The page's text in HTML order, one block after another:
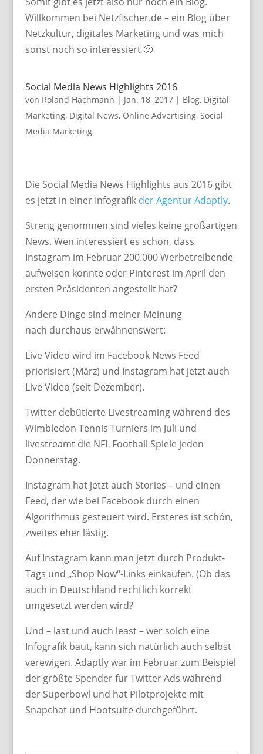
Willkommen bei Netzfischer.de – ein Blog über
Netzkultur, digitales Marketing und was mich
sonst noch so interessiert 🙂
Social Media News Highlights 2016
von Roland Hachmann | Jan. 18, 2017| Blog, Digital
Marketing, Digital News, Online Advertising, Social
Media Marketing
Die Social Media News Highlights aus 2016 gibt
es jetzt in einer Infografik der Agentur Adaptly.
Streng genommen sind vieles keine großartigen
News. Wen interessiert es schon, dass
Instagram im Februar 200.000 Werbetreibende
aufweisen konnte oder Pinterest im April den
ersten Präsidenten angestellt hat?
Andere Dinge sind meiner Meinung
nach durchaus erwähnenswert:
Live Video wird im Facebook News Feed
priorisiert (März) und Instagram hat jetzt auch
Live Video (seit Dezember).
Twitter debütierte Livestreaming während des
Wimbledon Tennis Turniers im Juli und
livestreamt die NFL Football Spiele jeden
Donnerstag.
Instagram hat jetzt auch Stories – und einen
Feed, der wie bei Facebook durch einen
Algorithmus gesteuert wird. Ersteres ist schön,
zweites eher lästig.
Auf Instagram kann man jetzt durch Produkt-
Tags und „Shop Now“-Links einkaufen. (Ob das
auch in Deutschland rechtlich korrekt
umgesetzt werden wird?
Und – last und auch least – wer solch eine
Infografik baut, kann sich natürlich auch selbst
verewigen. Adaptly war im Februar zum Beispiel
der größte Spender für Twitter Ads während
der Superbowl und hat Pilotprojekte mit
Snapchat und Hootsuite durchgeführt.